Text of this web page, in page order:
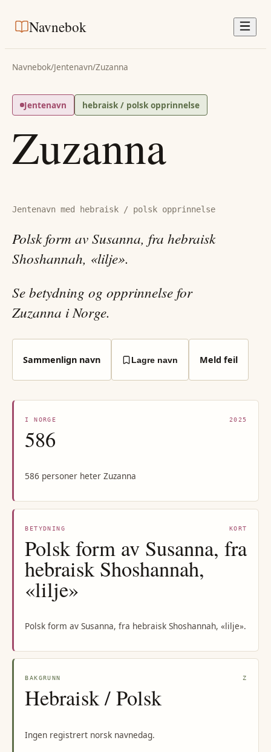
Navnebok
Navnebok/Jentenavn/Zuzanna
Jentenavn hebraisk / polsk opprinnelse
Zuzanna
Jentenavn med hebraisk / polsk opprinnelse
Polsk form av Susanna, fra hebraisk
Shoshannah, «lilje».
Se betydning og opprinnelse for
Zuzanna i Norge.
Sammenlign navn Lagre navn Meld feil
I NORGE 2025
586
586 personer heter Zuzanna
BETYDNING KORT
Polsk form av Susanna, fra
hebraisk Shoshannah,
«lilje»
Polsk form av Susanna, fra hebraisk Shoshannah, «lilje».
BAKGRUNN Z
Hebraisk / Polsk
Ingen registrert norsk navnedag.